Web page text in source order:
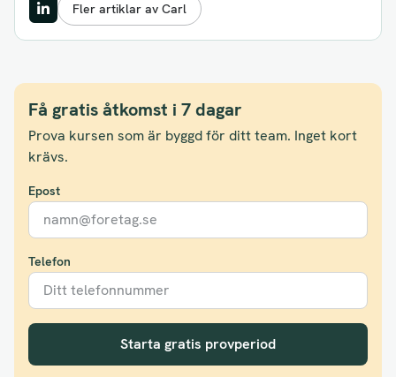
Fler artiklar av Carl
Få gratis åtkomst i 7 dagar
Prova kursen som är byggd för ditt team. Inget kort
krävs.
Epost
Telefon
Starta gratis provperiod